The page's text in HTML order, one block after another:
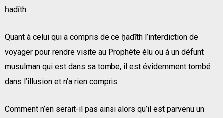
ḥadīth.
Quant à celui qui a compris de ce ḥadīth l’interdiction de
voyager pour rendre visite au Prophète élu ou à un défunt
musulman qui est dans sa tombe, il est évidemment tombé
dans l’illusion et n’a rien compris.
Comment n’en serait-il pas ainsi alors qu’il est parvenu un